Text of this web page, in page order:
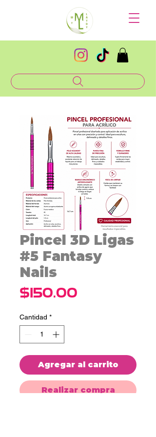
Pincel 3D Ligas
#5 Fantasy
Nails
$150.00
Cantidad *
Agregar al carrito
Realizar compra